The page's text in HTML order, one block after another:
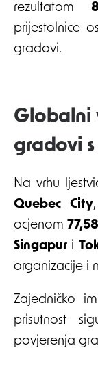
rezultatom
prijestolnice
gradovi.
Globalni
gradovi
Na vrhu
Quebec City
ocjenom77,58
Singapur i
organizacije i
Zajedničko
prisutnost
povjerenja